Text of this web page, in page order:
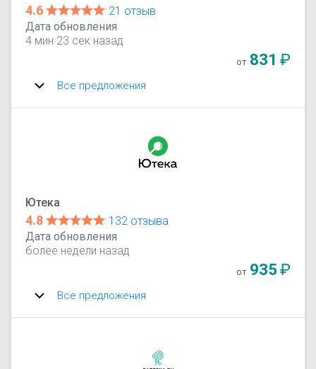
4.6
21 отзыв
Дата обновления
4 мин 23 сек назад
от 831 ₽
Все предложения
Ютека
4.8
132 отзыва
Дата обновления
более недели назад
от 935₽
Все предложения